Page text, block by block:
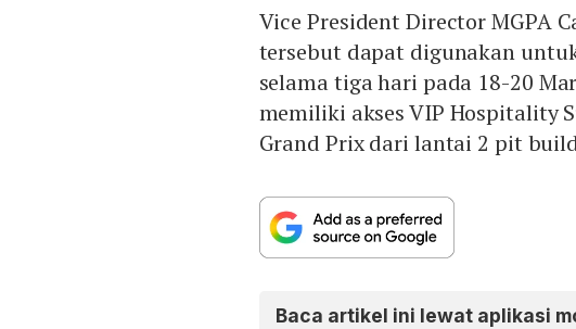
Vice President Director MGPA
tersebut dapat digunakan
selama tiga hari pada 18-20
memiliki akses VIP Hospitality
Grand Prix dari lantai 2 pit
Baca artikel ini lewat aplikasi